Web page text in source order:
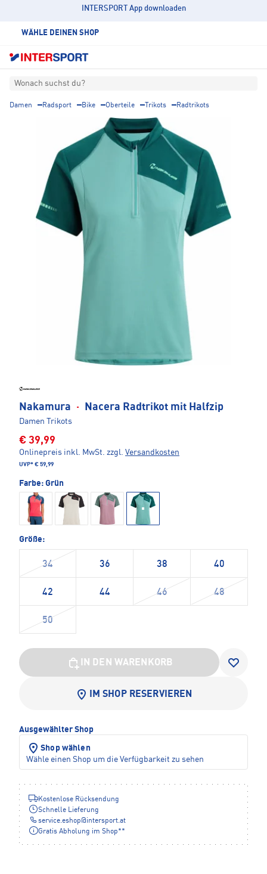
INTERSPORT App downloaden
WÄHLE DEINEN SHOP
Wonach suchst du?
Damen Radsport Bike Oberteile Trikots Radtrikots
Nakamura · Nacera Radtrikot mit Halfzip
Damen Trikots
€ 39,99
Onlinepreis inkl. MwSt. zzgl. Versandkosten
UVP* € 59,99
Farbe: Grün
Größe:
34 36 38 40
42 44 46 48
50
IN DEN WARENKORB
IM SHOP RESERVIEREN
Ausgewählter Shop
Shop wählen
Wähle einen Shop um die Verfügbarkeit zu sehen
Kostenlose Rücksendung
Schnelle Lieferung
service.eshop@intersport.at
Gratis Abholung im Shop**